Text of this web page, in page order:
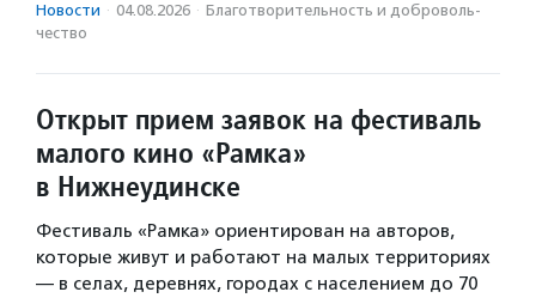
Новости · 04.08.2026 · Благотвори­тель­ность и доброволь­
чест­во
Открыт прием заявок на фестиваль
малого кино «Рамка»
в Нижнеудинске
Фестиваль «Рамка» ориентирован на авторов,
которые живут и работают на малых территориях
— в селах, деревнях, городах с населением до 70